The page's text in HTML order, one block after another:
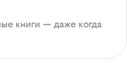
книги — даже когда